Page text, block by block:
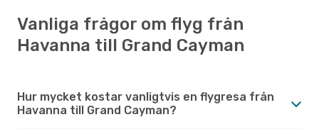
Vanliga frågor om flyg från
Havanna till Grand Cayman
Hur mycket kostar vanligtvis en flygresa från
Havanna till Grand Cayman?